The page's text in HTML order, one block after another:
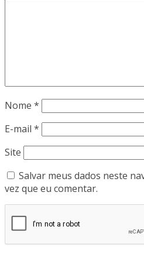
Nome *
E-mail *
Site
Salvar meus dados neste
vez que eu comentar.